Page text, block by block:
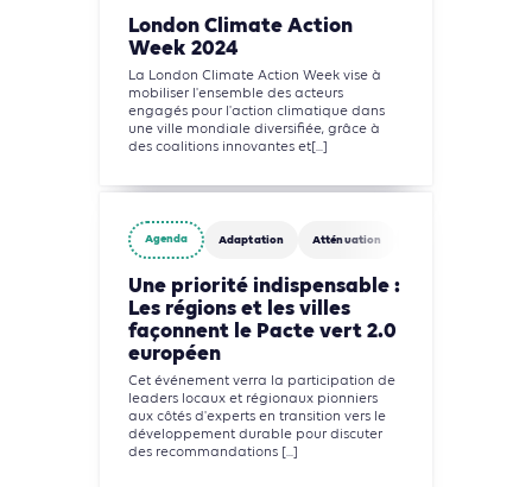
London Climate Action
Week 2024
La London Climate Action Week vise à
mobiliser l'ensemble des acteurs
engagés pour l'action climatique dans
une ville mondiale diversifiée, grâce à
des coalitions innovantes et[...]
Agenda Adaptation Atténuation
Une priorité indispensable :
Les régions et les villes
façonnent le Pacte vert 2.0
européen
Cet événement verra la participation de
leaders locaux et régionaux pionniers
aux côtés d'experts en transition vers le
développement durable pour discuter
des recommandations [...]